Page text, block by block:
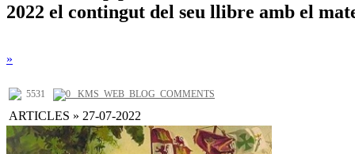
2022 el contingut del seu llibre amb el
»
5531 0 _KMS_WEB_BLOG_COMMENTS
ARTICLES » 27-07-2022